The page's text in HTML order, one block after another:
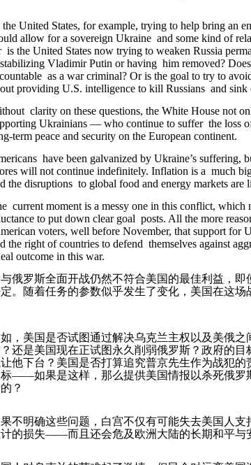
United States, for example, trying to help bring an
allow for a sovereign Ukraine and some kind of
is the United States now trying to weaken Russia
Vladimir Putin or having him removed?
as a war criminal? Or is the goal to try to
providing U.S. intelligence to kill Russians and sink
clarity on these questions, the White House not
Ukrainians — who continue to suffer the loss
term peace and security on the European continent.
have been galvanized by Ukraine’s suffering,
will not continue indefinitely. Inflation is a much
the disruptions to global food and energy markets are
current moment is a messy one in this conflict, which
to put down clear goal posts. All the more
voters, well before November, that support for
the right of countries to defend themselves against
outcome in this war.
与俄罗斯全面开战仍然不符合美国的最佳利益，
。随着任务的参数似乎发生了变化，美国在这场
，美国是否试图通过解决乌克兰主权以及美俄
还是美国现在正试图永久削弱俄罗斯？政府的
他下台？美国是否打算追究普京先生作为战犯
——如果是这样，那么提供美国情报以杀死俄
？
不明确这些问题，白宫不仅有可能失去美国人支
的损失——而且还会危及欧洲大陆的长期和平与